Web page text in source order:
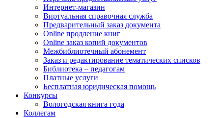
Интернет-магазин
Виртуальная справочная служба
Предварительный заказ документа
Online продление книг
Online заказ копий документов
Межбиблиотечный абонемент
Заказ и редактирование тематических списков
Библиотека – педагогам
Платные услуги
Бесплатная юридическая помощь
Конкурсы
Вологодская книга года
Коллегам